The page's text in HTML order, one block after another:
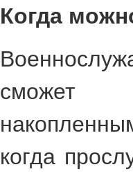
Когда
сможет
когда